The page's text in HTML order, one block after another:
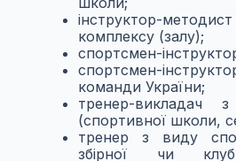
інструктор-
комплексу (залу);
спортсмен-
спортсмен-
команди України;
тренер-викладач
(спортивної школи,
тренер з виду
збірної чи